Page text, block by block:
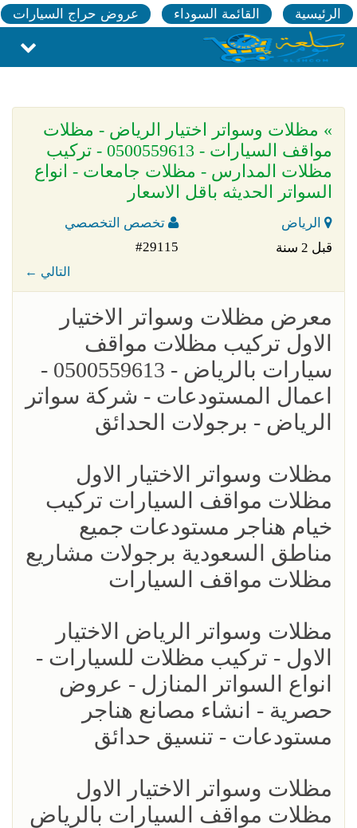
الرئيسية القائمة السوداء عروض حراج السيارات
» مظلات وسواتر اختيار الرياض - مظلات
مواقف السيارات - 0500559613 - تركيب
مظلات المدارس - مظلات جامعات - انواع
السواتر الحديثه باقل الاسعار
الرياض
تخصص التخصصي
قبل 2 سنة
#29115
← التالي
معرض مظلات وسواتر الاختيار
الاول تركيب مظلات مواقف
سيارات بالرياض - 0500559613 -
اعمال المستودعات - شركة سواتر
الرياض - برجولات الحدائق
مظلات وسواتر الاختيار الاول
مظلات مواقف السيارات تركيب
خيام هناجر مستودعات جميع
مناطق السعودية برجولات مشاريع
مظلات مواقف السيارات
مظلات وسواتر الرياض الاختيار
الاول - تركيب مظلات للسيارات -
انواع السواتر المنازل - عروض
حصرية - انشاء مصانع هناجر
مستودعات - تنسيق حدائق
مظلات وسواتر الاختيار الاول
مظلات مواقف السيارات بالرياض